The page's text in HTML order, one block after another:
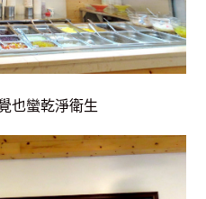
也蠻乾淨衛生